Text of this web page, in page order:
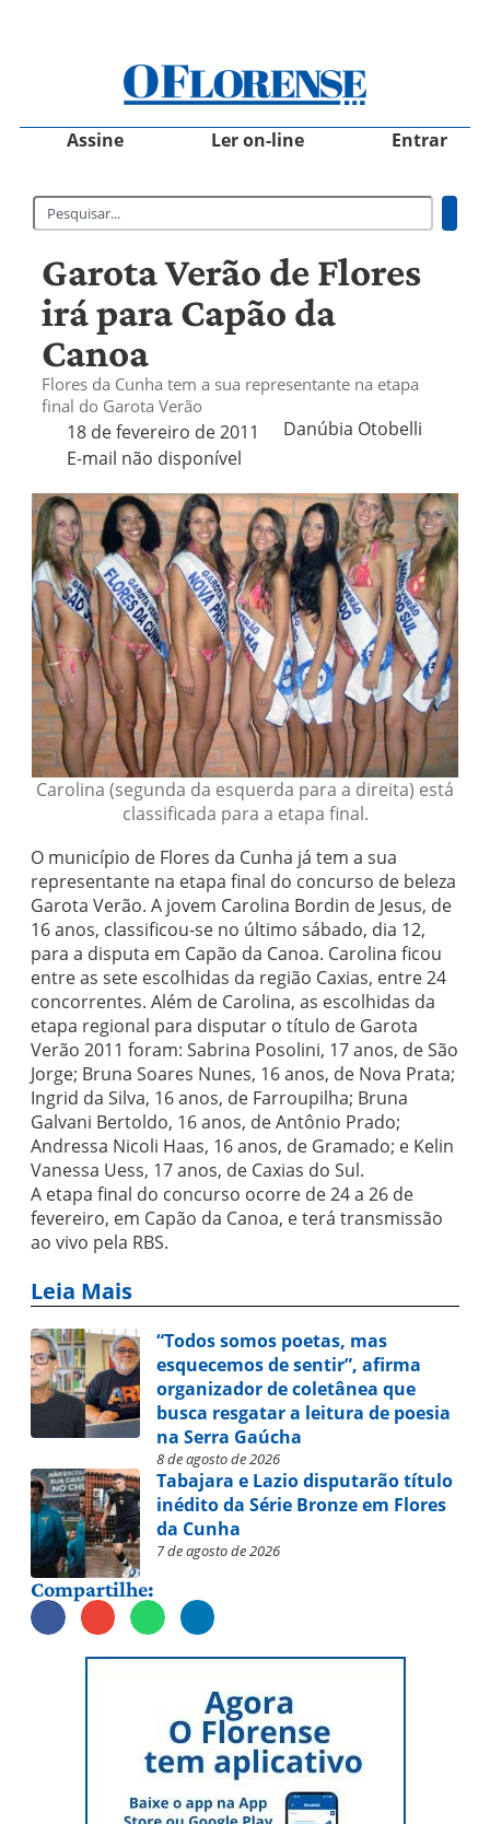
Assine Ler on-line Entrar
Garota Verão de Flores
irá para Capão da
Canoa
Flores da Cunha tem a sua representante na etapa
final do Garota Verão
18 de fevereiro de 2011
Danúbia Otobelli 
E-mail não disponível
Carolina (segunda da esquerda para a direita) está
classificada para a etapa final.
O município de Flores da Cunha já tem a sua
representante na etapa final do concurso de beleza
Garota Verão. A jovem Carolina Bordin de Jesus, de
16 anos, classificou-se no último sábado, dia 12,
para a disputa em Capão da Canoa. Carolina ficou
entre as sete escolhidas da região Caxias, entre 24
concorrentes. Além de Carolina, as escolhidas da
etapa regional para disputar o título de Garota
Verão 2011 foram: Sabrina Posolini, 17 anos, de São
Jorge; Bruna Soares Nunes, 16 anos, de Nova Prata;
Ingrid da Silva, 16 anos, de Farroupilha; Bruna
Galvani Bertoldo, 16 anos, de Antônio Prado;
Andressa Nicoli Haas, 16 anos, de Gramado; e Kelin
Vanessa Uess, 17 anos, de Caxias do Sul.
A etapa final do concurso ocorre de 24 a 26 de
fevereiro, em Capão da Canoa, e terá transmissão
ao vivo pela RBS.
Leia Mais
“Todos somos poetas, mas
esquecemos de sentir”, afirma
organizador de coletânea que
busca resgatar a leitura de poesia
na Serra Gaúcha
8 de agosto de 2026
Tabajara e Lazio disputarão título
inédito da Série Bronze em Flores
da Cunha
7 de agosto de 2026
Compartilhe: